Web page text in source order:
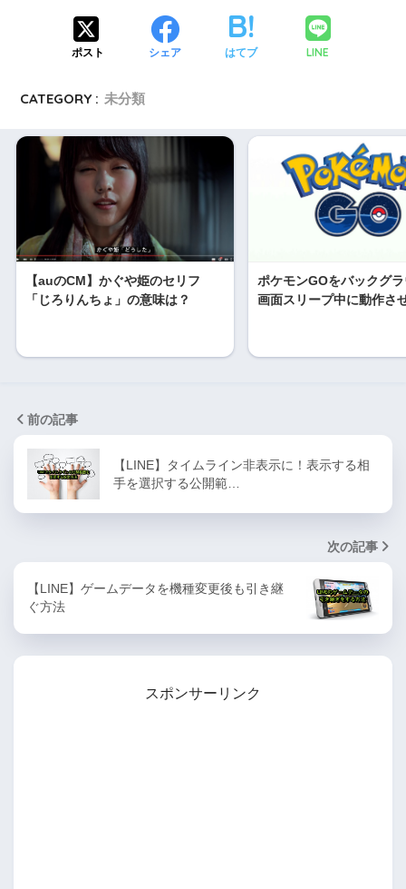
ポスト シェア はてブ LINE
CATEGORY : 未分類
【auのCM】かぐや姫のセリフ
「じろりんちょ」の意味は？
ポケモンGOをバックグ
画面スリープ中に動作さ
前の記事
【LINE】タイムライン非表示に！表示する相
手を選択する公開範…
次の記事
【LINE】ゲームデータを機種変更後も引き継
ぐ方法
スポンサーリンク